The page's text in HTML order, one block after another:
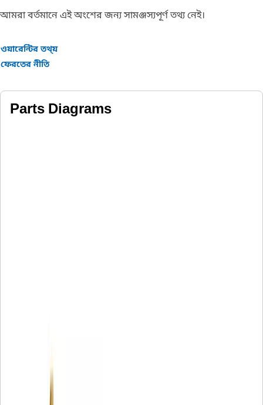
আমরা বর্তমানে এই অংশের জন্য সামঞ্জস্যপূর্ণ তথ্য নেই।
ওয়ারেন্টির তথ্য়
ফেরতের নীতি
Parts Diagrams